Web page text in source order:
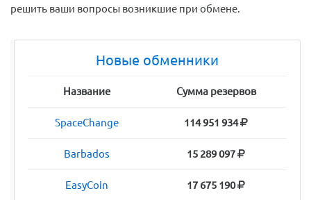
решить ваши вопросы возникшие при обмене.
Новые обменники
Название Сумма резервов
SpaceChange 114 951 934
Barbados 15 289 097
EasyCoin 17 675 190